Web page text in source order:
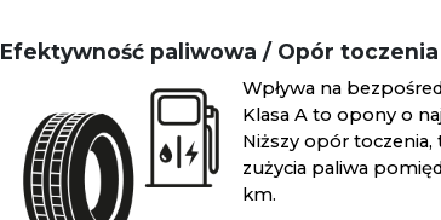
Efektywność paliwowa / Opór toczenia
Wpływa na
Klasa A to opony o
Niższy opór toczenia,
zużycia paliwa
km.